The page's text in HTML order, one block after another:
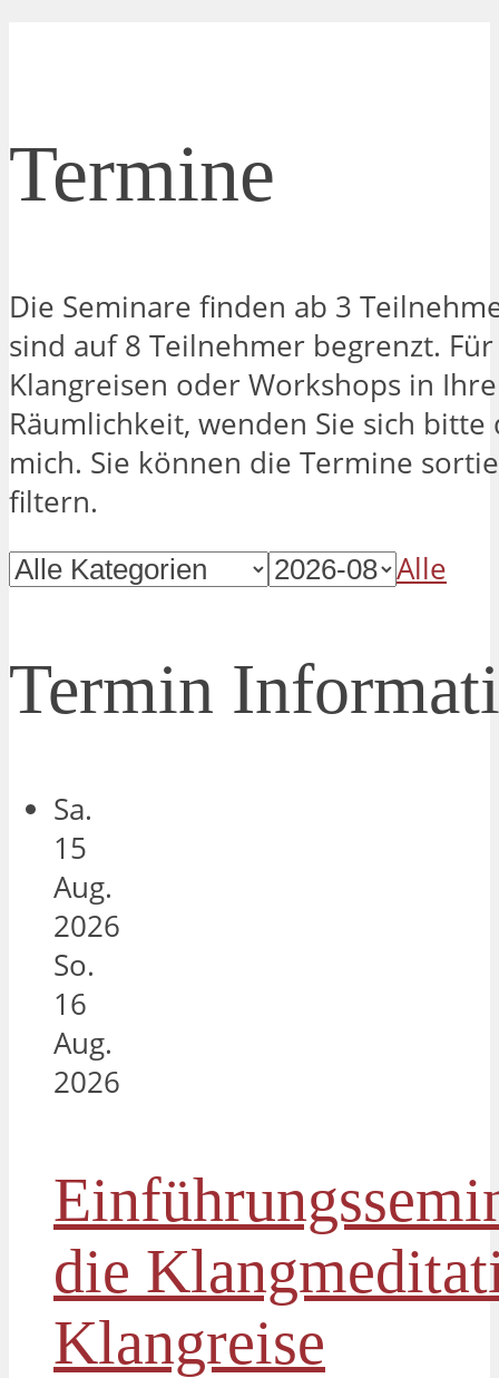
Termine
Die Seminare finden ab 3
sind auf 8 Teilnehmer begrenzt.
Klangreisen oder Workshops in
Räumlichkeit, wenden Sie sich
mich. Sie können die Termine
filtern.
Alle
Termin
Sa.
15
Aug.
2026
So.
16
Aug.
2026
die
Klangreise